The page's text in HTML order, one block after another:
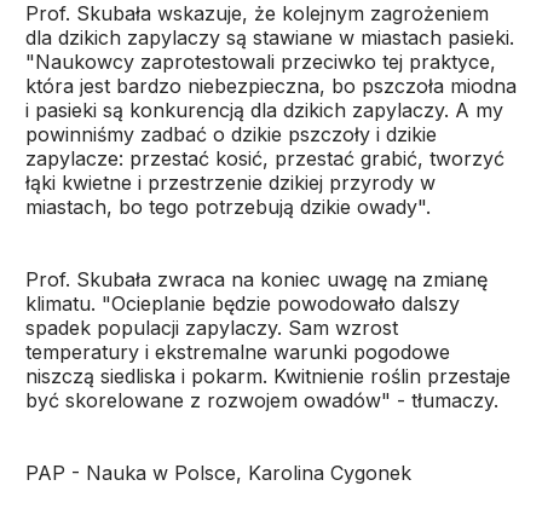
Prof. Skubała wskazuje, że kolejnym zagrożeniem
dla dzikich zapylaczy są stawiane w miastach pasieki.
"Naukowcy zaprotestowali przeciwko tej praktyce,
która jest bardzo niebezpieczna, bo pszczoła miodna
i pasieki są konkurencją dla dzikich zapylaczy. A my
powinniśmy zadbać o dzikie pszczoły i dzikie
zapylacze: przestać kosić, przestać grabić, tworzyć
łąki kwietne i przestrzenie dzikiej przyrody w
miastach, bo tego potrzebują dzikie owady".
Prof. Skubała zwraca na koniec uwagę na zmianę
klimatu. "Ocieplanie będzie powodowało dalszy
spadek populacji zapylaczy. Sam wzrost
temperatury i ekstremalne warunki pogodowe
niszczą siedliska i pokarm. Kwitnienie roślin przestaje
być skorelowane z rozwojem owadów" - tłumaczy.
PAP - Nauka w Polsce, Karolina Cygonek